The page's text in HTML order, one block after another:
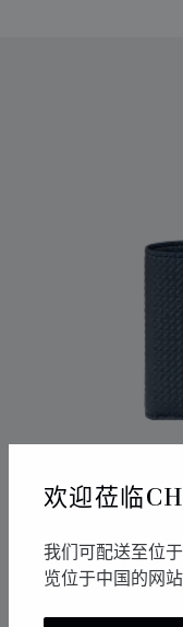
欢迎莅临
我们可配送至位
览位于中国的网